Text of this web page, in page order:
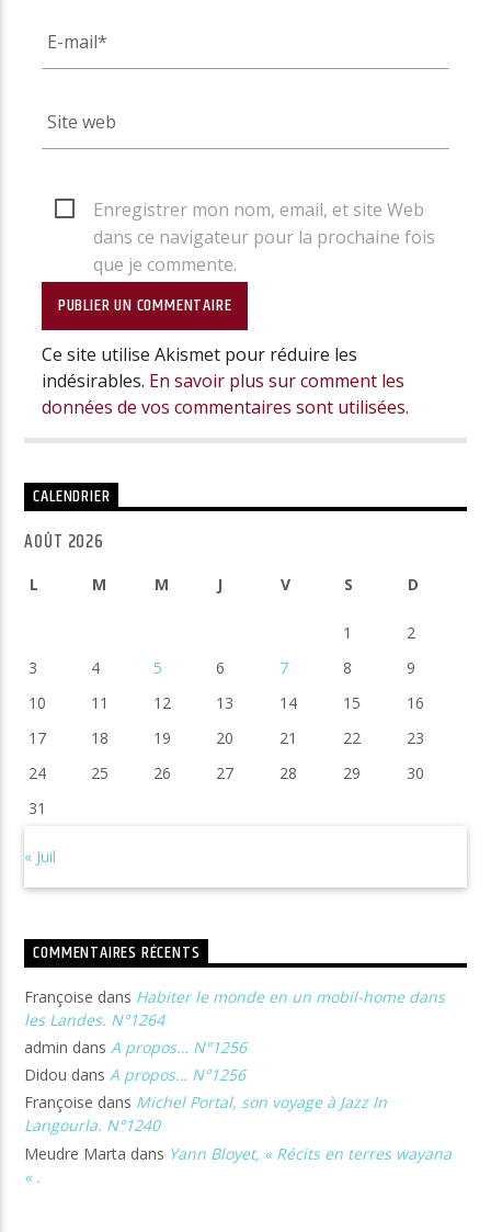
Enregistrer mon nom, email, et site Web
dans ce navigateur pour la prochaine fois
que je commente.
Ce site utilise Akismet pour réduire les
indésirables. En savoir plus sur comment les
données de vos commentaires sont utilisées.
CALENDRIER
AOÛT 2026
L M M J V S D
1
2
3
4 5 6 7 8
9
10
11 12 13 14 15
16
17
18 19 20 21 22
23
24
25 26 27 28 29
30
31
« Juil
COMMENTAIRES RÉCENTS
Françoise dans Habiter le monde en un mobil-home dans
les Landes. N°1264
admin dansA propos… N°1256
Didou dansA propos… N°1256
Françoise dans Michel Portal, son voyage à Jazz In
Langourla. N°1240
Meudre Marta dans Yann Bloyet, « Récits en terres wayana
« .